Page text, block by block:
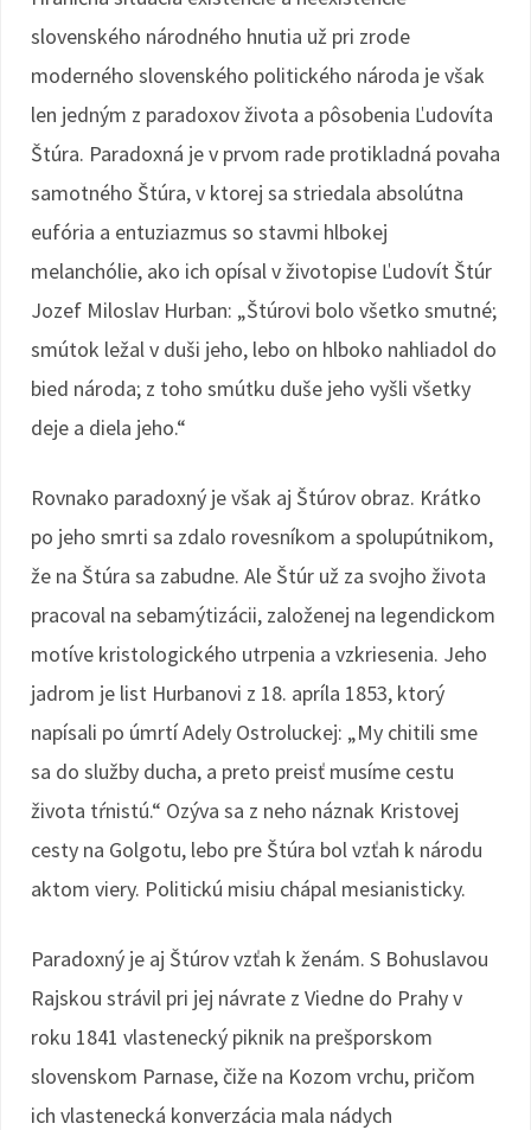
slovenského národného hnutia už pri zrode
moderného slovenského politického národa je však
len jedným z paradoxov života a pôsobenia Ľudovíta
Štúra. Paradoxná je v prvom rade protikladná povaha
samotného Štúra, v ktorej sa striedala absolútna
eufória a entuziazmus so stavmi hlbokej
melanchólie, ako ich opísal v životopise Ľudovít Štúr
Jozef Miloslav Hurban: „Štúrovi bolo všetko smutné;
smútok ležal v duši jeho, lebo on hlboko nahliadol do
bied národa; z toho smútku duše jeho vyšli všetky
deje a diela jeho.“
Rovnako paradoxný je však aj Štúrov obraz. Krátko
po jeho smrti sa zdalo rovesníkom a spolupútnikom,
že na Štúra sa zabudne. Ale Štúr už za svojho života
pracoval na sebamýtizácii, založenej na legendickom
motíve kristologického utrpenia a vzkriesenia. Jeho
jadrom je list Hurbanovi z 18. apríla 1853, ktorý
napísali po úmrtí Adely Ostroluckej: „My chitili sme
sa do služby ducha, a preto preisť musíme cestu
života tŕnistú.“ Ozýva sa z neho náznak Kristovej
cesty na Golgotu, lebo pre Štúra bol vzťah k národu
aktom viery. Politickú misiu chápal mesianisticky.
Paradoxný je aj Štúrov vzťah k ženám. S Bohuslavou
Rajskou strávil pri jej návrate z Viedne do Prahy v
roku 1841 vlastenecký piknik na prešporskom
slovenskom Parnase, čiže na Kozom vrchu, pričom
ich vlastenecká konverzácia mala nádych